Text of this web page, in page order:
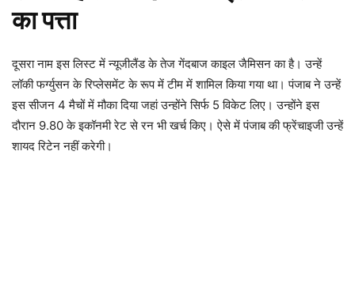
का पत्ता
दूसरा नाम इस लिस्ट में न्यूजीलैंड के तेज गेंदबाज काइल जैमिसन का है। उन्हें
लॉकी फर्ग्युसन के रिप्लेसमेंट के रूप में टीम में शामिल किया गया था। पंजाब ने उन्हें
इस सीजन 4 मैचों में मौका दिया जहां उन्होंने सिर्फ 5 विकेट लिए। उन्होंने इस
दौरान 9.80 के इकॉनमी रेट से रन भी खर्च किए। ऐसे में पंजाब की फ्रेंचाइजी उन्हें
शायद रिटेन नहीं करेगी।